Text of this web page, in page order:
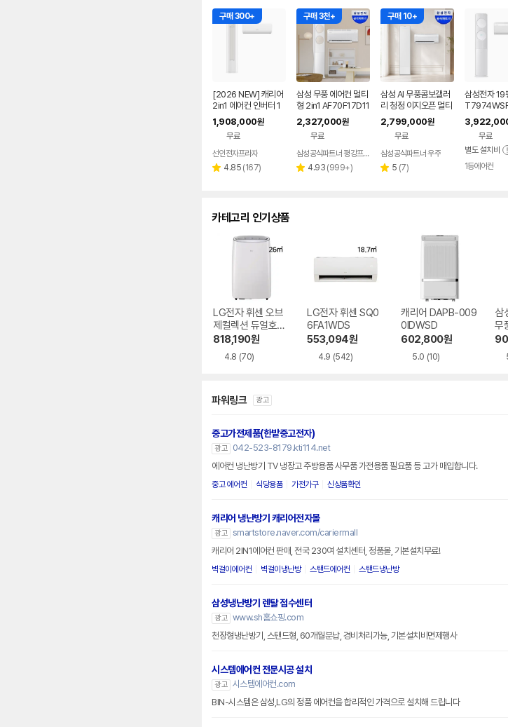
구매 300+
[2026 NEW] 캐리어
2in1 에어컨 인버터 1
등급 멀티형 wifi 17평
+6평 투인원 전국 설
치비포함
1,908,000원
무료
선인전자프라자
별 4.85 리
(167)
구매 3천+
삼성 무풍 에어컨 멀티
형 2in1 AF70F17D11
BRS 일반배관 전국,
기본설치비포함
2,327,000원
무료
삼성공식파트너 평강프라자
별 4.93 리
(999+)
구매 10+
삼성 AI 무풍콤보갤러
리 청정 이지오픈 멀티
형 에어컨 AF80F17D
22WRS 기본설치포
2,799,000원
무료
삼성공식파트너 우주
별 5 리
(7)
삼성전자 19
기본설치 포
에어컨
무료
별도 설치비
1등에어컨
카테고리 인기상품
LG전자 휘센 오브
제컬렉션 듀얼호스
PQ08FDWBS
818,190원
4.8 (70)
LG전자 휘센 SQ0
6FA1WDS
553,094원
4.9 (542)
캐리어 DAPB-009
0IDWSD
602,800원
5.0 (10)
삼
무
파워링크 광고
중고가전제품(한밭중고전자)
광고
042-523-8179.kti114.net
에어컨 냉난방기 TV 냉장고 주방용품 사무품 가전용품 필요품 등 고가 매입합니다.
중고 에어컨 식당용품 가전가구 신상품확인
캐리어 냉난방기 캐리어전자몰
광고 smartstore.naver.com/cariermall
캐리어 2IN1에어컨 판매, 전국 230여 설치센터, 정품몰, 기본설치무료!
벽걸이에어컨 벽걸이냉난방 스탠드에어컨 스탠드냉난방
삼성냉난방기 렌탈 접수센터
광고 www.sh홈쇼핑.com
천장형냉난방기, 스탠드형, 60개월분납, 경비처리가능, 기본설치비면제행사
시스템에어컨 전문시공 설치
광고 시스템에어컨.com
BIN-시스템은 삼성,LG의 정품 에어컨을 합리적인 가격으로 설치해 드립니다